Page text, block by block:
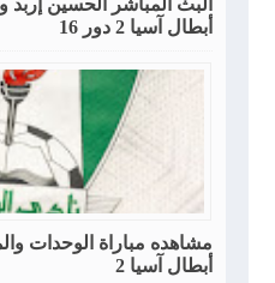
البث المباشر الحسين إربد
أبطال آسيا 2 دور 16
مشاهده مباراة الوحدات
أبطال آسيا 2